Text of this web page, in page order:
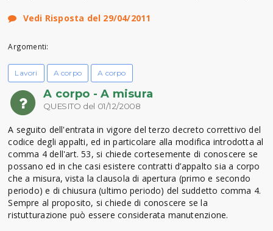
Vedi Risposta del 29/04/2011
Argomenti:
Lavori A corpo A corpo
A corpo - A misura
QUESITO del 01/12/2008
A seguito dell'entrata in vigore del terzo decreto correttivo del
codice degli appalti, ed in particolare alla modifica introdotta al
comma 4 dell'art. 53, si chiede cortesemente di conoscere se
possano ed in che casi esistere contratti d’appalto sia a corpo
che a misura, vista la clausola di apertura (primo e secondo
periodo) e di chiusura (ultimo periodo) del suddetto comma 4.
Sempre al proposito, si chiede di conoscere se la
ristutturazione può essere considerata manutenzione.